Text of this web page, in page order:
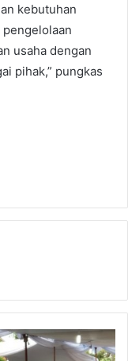
kebutuhan
usaha dengan
pihak,” pungkas